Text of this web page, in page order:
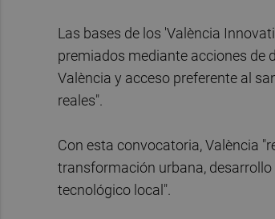
Las bases de los 'València
premiados mediante acciones de
València y acceso preferente al
reales".
Con esta convocatoria, València
transformación urbana,
tecnológico local".